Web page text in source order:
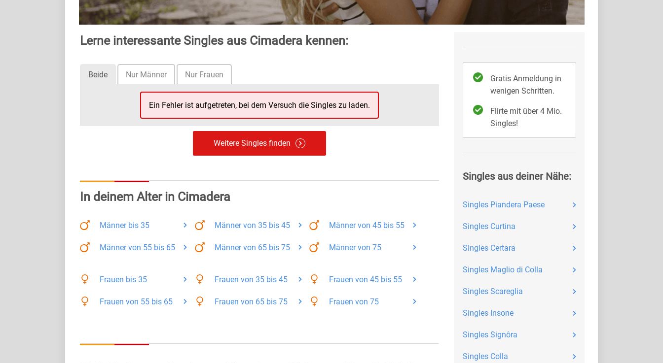
Lerne interessante Singles aus Cimadera kennen:
Beide Nur Männer Nur Frauen
Ein Fehler ist aufgetreten, bei dem Versuch die Singles zu laden.
Weitere Singles finden
In deinem Alter in Cimadera
Männerbis 35 Männervon 35 bis 45 Männervon 45 bis 55
Männervon 55 bis 65 Männervon 65 bis 75 Männervon 75
Frauen bis 35 Frauen von 35 bis 45 Frauen von 45 bis 55
Frauen von 55 bis 65 Frauen von 65 bis 75 Frauen von 75
Gratis Anmeldung in
wenigen Schritten.
Flirte mit über 4 Mio.
Singles!
Singles aus deiner Nähe:
Singles Piandera Paese
Singles Curtina
Singles Certara
Singles Maglio di Colla
Singles Scareglia
Singles Insone
Singles Signôra
Singles Colla